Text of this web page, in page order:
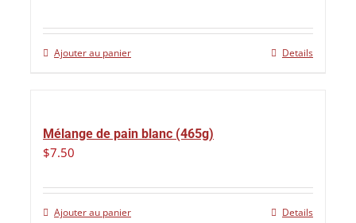
Ajouter au panier Details
Mélange de pain blanc (465g)
$7.50
Ajouter au panier Details